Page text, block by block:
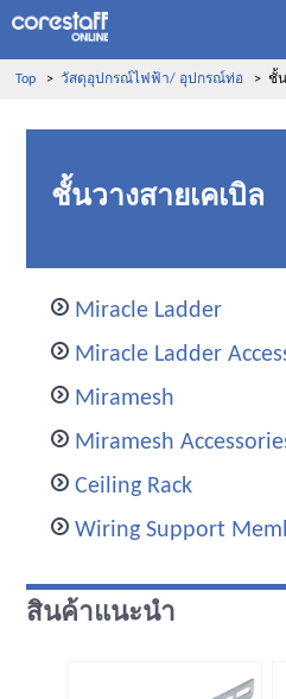
Top > วัสดุอุปกรณ์ไฟฟ้า/ อุปกรณ์ท่อ> ชั้
ชั้นวางสายเคเบิล
Miracle Ladder
Miracle Ladder
Miramesh
Miramesh
Ceiling Rack
Wiring Support
สินค้าแนะนำ